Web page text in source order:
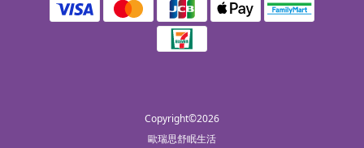
Copyright©2026
歐瑞思舒眠生活